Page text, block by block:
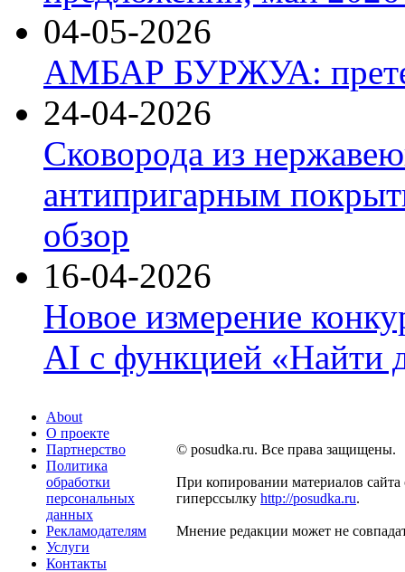
04-05-2026
АМБАР БУРЖУА:
24-04-2026
Сковорода из
антипригарным
обзор
16-04-2026
Новое измерение
AI с функцией «Найти
About
О проекте
Партнерство
Политика
обработки
персональных
данных
Рекламодателям
Услуги
Контакты
© posudka.ru. Все права защищены.
При копировании материалов сайта
гиперссылку http://posudka.ru.
Мнение редакции может не